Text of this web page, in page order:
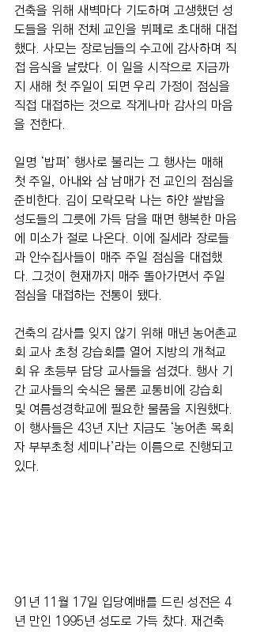
건축을 위해 새벽마다 기도하며 고생했던 성
도들을 위해 전체 교인을 뷔페로 초대해 대접
했다. 사모는 장로님들의 수고에 감사하며 직
접 음식을 날랐다. 이 일을 시작으로 지금까
지 새해 첫 주일이 되면 우리 가정이 점심을
직접 대접하는 것으로 작게나마 감사의 마음
을 전한다.
일명 ‘밥퍼’ 행사로 불리는 그 행사는 매해
첫 주일, 아내와 삼 남매가 전 교인의 점심을
준비한다. 김이 모락모락 나는 하얀 쌀밥을
성도들의 그릇에 가득 담을 때면 행복한 마음
에 미소가 절로 나온다. 이에 질세라 장로들
과 안수집사들이 매주 주일 점심을 대접했
다. 그것이 현재까지 매주 돌아가면서 주일
점심을 대접하는 전통이 됐다.
건축의 감사를 잊지 않기 위해 매년 농어촌교
회 교사 초청 강습회를 열어 지방의 개척교
회 유 초등부 담당 교사들을 섬겼다. 행사 기
간 교사들의 숙식은 물론 교통비에 강습회
및 여름성경학교에 필요한 물품을 지원했다.
이 행사들은 43년 지난 지금도 ‘농어촌 목회
자 부부초청 세미나’라는 이름으로 진행되고
있다.
91년 11월 17일 입당예배를 드린 성전은 4
년 만인 1995년 성도로 가득 찼다. 재건축